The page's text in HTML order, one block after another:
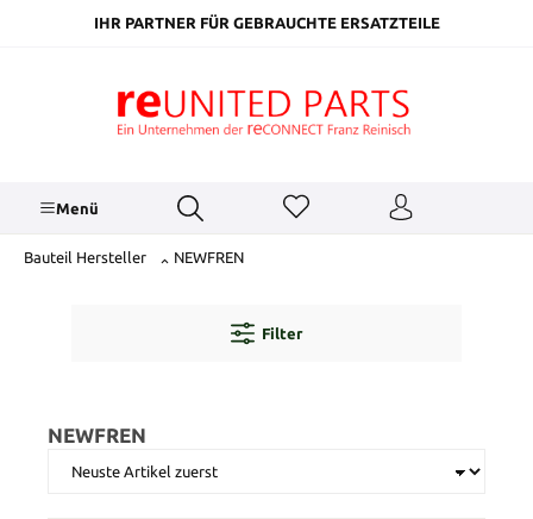
springenIHR PARTNER FÜR GEBRAUCHTE ERSATZTEILE
Menü
Bauteil Hersteller NEWFREN
Filter
NEWFREN